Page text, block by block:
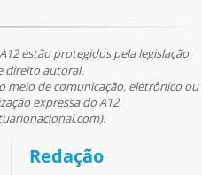
estão protegidos pela legislação
direito autoral.
de comunicação, eletrônico ou
expressa do A12
Redação